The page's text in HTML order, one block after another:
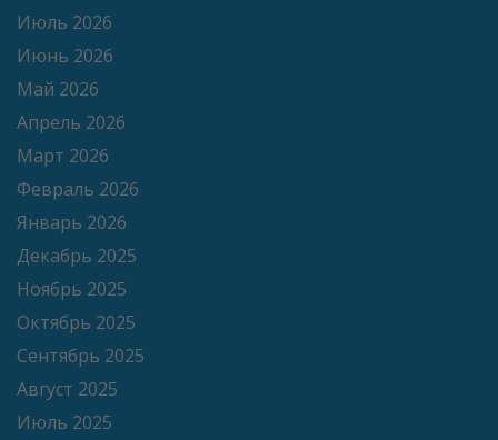
Июль 2026
Июнь 2026
Май 2026
Апрель 2026
Март 2026
Февраль 2026
Январь 2026
Декабрь 2025
Ноябрь 2025
Октябрь 2025
Сентябрь 2025
Август 2025
Июль 2025